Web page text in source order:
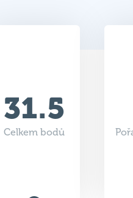
31.5
Celkem bodů